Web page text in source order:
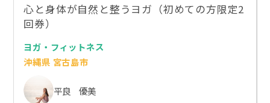
心と身体が自然と整うヨガ（初めての方限定2
回券）
ヨガ・フィットネス
沖縄県 宮古島市
平良 優美